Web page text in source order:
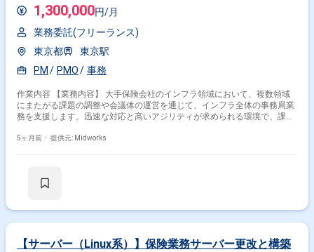
1,300,000円/月
業務委託(フリーランス)
東京都
東京駅
PM
PMO 事務
作業内容 【業務内容】 大手保険会社のインフラ領域において、複数領域
にまたがる課題の調整や会議体の運営を通じて、インフラ全体の事務局業
務を支援します。迅速な対応と高いアジリティが求められる環境で、課題
ン、ビジネス、インフラ全体など複数領域にまたがる課題の調整 ・大規模
5ヶ月前・ 提供元: Midworks
【サーバー（Linux系）】保険業務サーバー更改と構築